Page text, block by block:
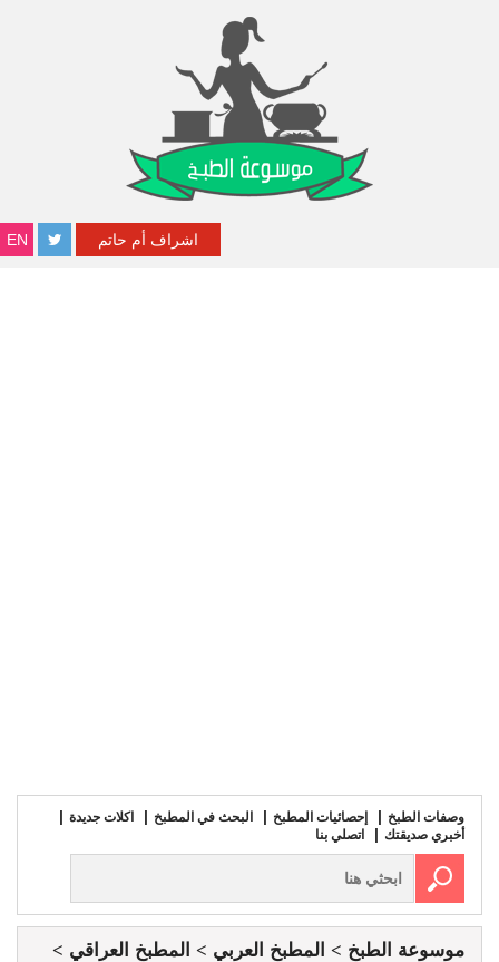
EN اشراف أم حاتم
وصفات الطبخ إحصائيات المطبخ البحث في المطبخ
اكلات جديدة
أخبري صديقتك
اتصلي بنا
موسوعة الطبخ المطبخ العربي
المطبخ العراقي